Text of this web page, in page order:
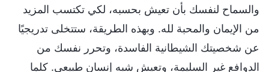
والسماح لنفسك بأن تعيش بحسبه، لكي تكتسب المزيد
من الإيمان والمحبة لله. وبهذه الطريقة، ستتخلى تدريجيًا
عن شخصيتك الشيطانية الفاسدة، وتحرر نفسك من
الدوافع غير السليمة، وتعيش شبه إنسان طبيعي. كلما